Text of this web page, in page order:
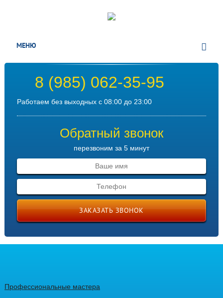
МЕНЮ
8 (985) 062-35-95
Работаем без выходных с 08:00 до 23:00
Обратный звонок
перезвоним за 5 минут
ЗАКАЗАТЬ ЗВОНОК
Профессиональные мастера